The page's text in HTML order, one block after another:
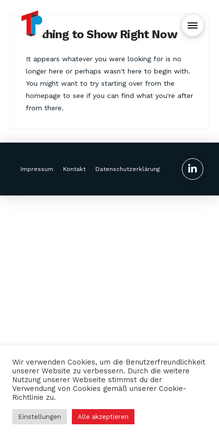
Nothing to Show Right Now
It appears whatever you were looking for is no
longer here or perhaps wasn't here to begin with.
You might want to try starting over from the
homepage to see if you can find what you're after
from there.
Impressum Kontakt Datenschutzerklärung
Wir verwenden Cookies, um die Benutzerfreundlichkeit
unserer Website zu verbessern. Durch die weitere
Nutzung unserer Webseite stimmst du der
Verwendung von Cookies gemäß unserer Cookie-
Richtlinie zu.
Einstellungen Alle akzeptieren